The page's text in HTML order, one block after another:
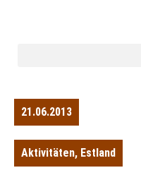
21.06.2013
Aktivitäten, Estland